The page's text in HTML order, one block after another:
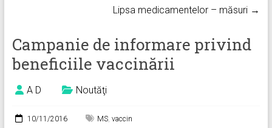
Lipsa medicamentelor – măsuri →
Campanie de informare privind
beneficiile vaccinării
A D Noutăţi
10/11/2016 MS, vaccin